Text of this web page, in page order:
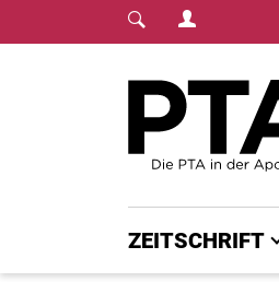
Login Menu
ZEITSCHRIFT